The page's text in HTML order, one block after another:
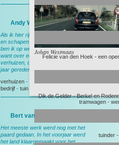
Johan Westmaas
Rotterdam-overtreding-school
Weiland-
Felicie van den Hoek - een
Dik de Gelder-Berkel en
tramwagen-
tuinder
Andy Wibier
Als ik hier rij denk ik aan ruimte, rust
en schapen. En aan thuis, want dan
ben ik op weg naar huis. Nog wel,
want over een maand ga ik
verhuizen, dan heb ik deze weg 15
jaar gereden.
verhuizen -
bedrijf - tuin
Bert van Leeuwen
Het meeste werk werd nog met het
paard gedaan. In het voorjaar werd
het land klaargemaakt voor het